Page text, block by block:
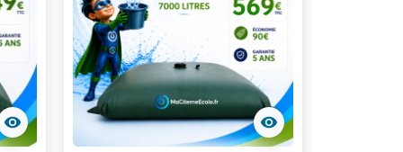
visibility visibility